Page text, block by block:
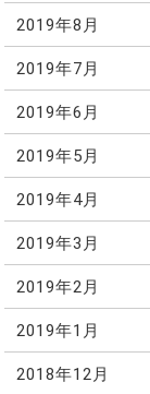
2019年8月
2019年7月
2019年6月
2019年5月
2019年4月
2019年3月
2019年2月
2019年1月
2018年12月